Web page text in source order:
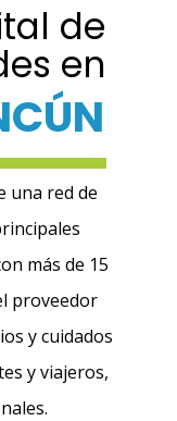
una red de
más de 15
proveedor
y cuidados
y viajeros,
de
en